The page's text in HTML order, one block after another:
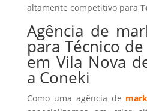
altamente competitivo para
Agência de
para Técnico
em Vila Nova
a Coneki
Como uma agência de